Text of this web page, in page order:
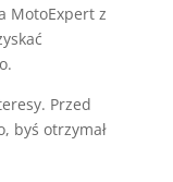
MotoExpert z
Przed
byś otrzymał